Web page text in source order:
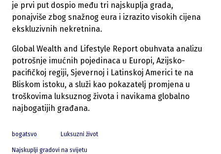
je prvi put dospio među tri najskuplja grada,
ponajviše zbog snažnog eura i izrazito visokih cijena
ekskluzivnih nekretnina.
Global Wealth and Lifestyle Report obuhvata analizu
potrošnje imućnih pojedinaca u Europi, Azijsko-
pacifičkoj regiji, Sjevernoj i Latinskoj Americi te na
Bliskom istoku, a služi kao pokazatelj promjena u
troškovima luksuznog života i navikama globalno
najbogatijih građana.
bogatsvo Luksuzni život
Najskuplji gradovi na svijetu